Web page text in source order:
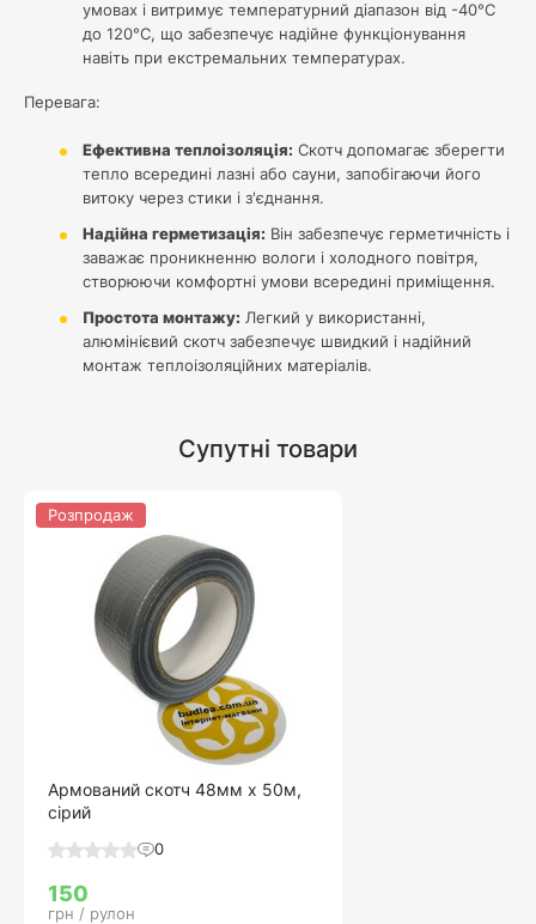
умовах і витримує температурний діапазон від -40°C
до 120°C, що забезпечує надійне функціонування
навіть при екстремальних температурах.
Перевага:
Ефективна теплоізоляція: Скотч допомагає зберегти
тепло всередині лазні або сауни, запобігаючи його
витоку через стики і з'єднання.
Надійна герметизація: Він забезпечує герметичність і
заважає проникненню вологи і холодного повітря,
створюючи комфортні умови всередині приміщення.
Простота монтажу: Легкий у використанні,
алюмінієвий скотч забезпечує швидкий і надійний
монтаж теплоізоляційних матеріалів.
Супутні товари
Армований скотч 48мм х 50м,
сірий
0
150
грн / рулон
Розпродаж